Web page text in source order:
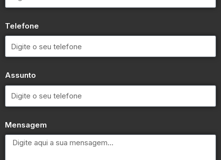
Telefone
Assunto
Mensagem